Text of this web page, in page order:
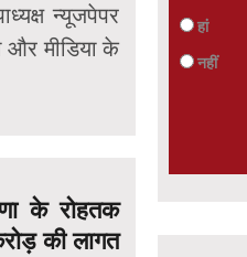
न्यूजपेपर
और मीडिया के
के रोहतक
की लागत
हां
नहीं